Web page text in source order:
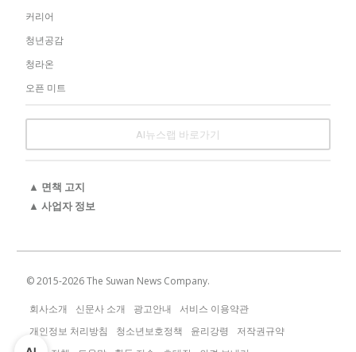
커리어
청년공감
청라온
오픈 미트
AI뉴스랩 바로가기
▲ 면책 고지
▲ 사업자 정보
© 2015-2026The Suwan News Company.
회사소개 신문사 소개 광고안내
서비스 이용약관
개인정보 처리방침
청소년보호정책 윤리강령
저작권규약